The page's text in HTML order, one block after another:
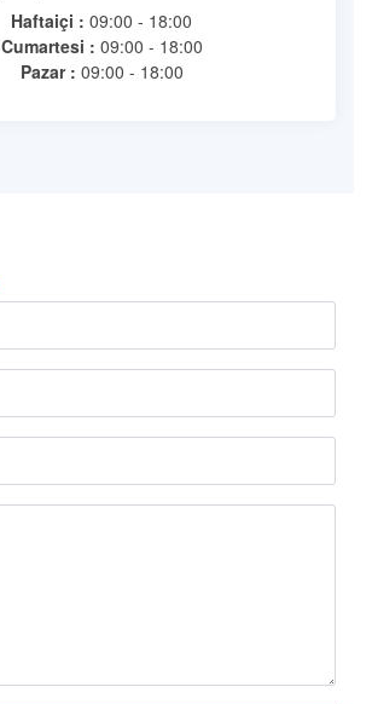
Haftaiçi : 09:00 - 18:00
Cumartesi : 09:00 - 18:00
Pazar : 09:00 - 18:00